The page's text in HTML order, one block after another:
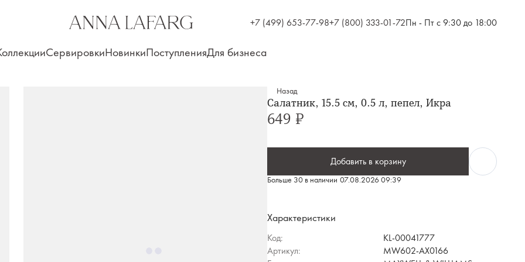
+7 (499) 653-77-98+7 (800) 333-01-72Пн - Пт с 9:30 до 18:00
СервировкиНовинкиПоступленияДля бизнеса
Назад
Салатник, 15.5 см, 0.5 л, пепел, Икра
649 ₽
Больше 30 в наличии 07.08.2026 09:39
Добавить в корзину
Характеристики
Код:
KL-00041777
Артикул:
MW602-AX0166